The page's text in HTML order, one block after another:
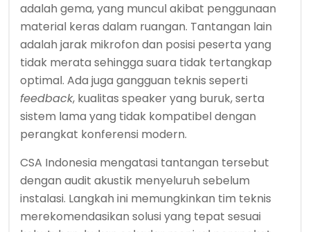
adalah gema, yang muncul akibat penggunaan
material keras dalam ruangan. Tantangan lain
adalah jarak mikrofon dan posisi peserta yang
tidak merata sehingga suara tidak tertangkap
optimal. Ada juga gangguan teknis seperti
feedback, kualitas speaker yang buruk, serta
sistem lama yang tidak kompatibel dengan
perangkat konferensi modern.
CSA Indonesia mengatasi tantangan tersebut
dengan audit akustik menyeluruh sebelum
instalasi. Langkah ini memungkinkan tim teknis
merekomendasikan solusi yang tepat sesuai